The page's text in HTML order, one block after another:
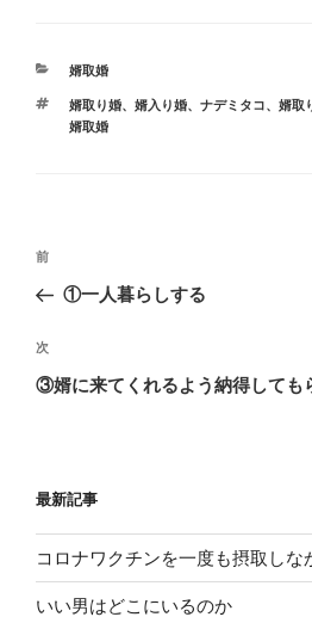
カ
ゴ
リ
婿取婚
タ
グ
婿取り婚、 婿入り婚、 ナデミタコ、 婿取
婿取婚
投
ナ
ビ
ゲ
ン
前
の
稿
前
①一人暮らしする
次
の
次
③婿に来てくれるよう納得しても
最新記事
コロナワクチンを一度も摂取しな
いい男はどこにいるのか